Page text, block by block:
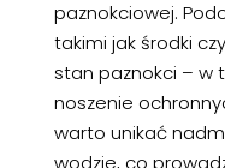
paznokciowej.
takimi jak środki
stan paznokci – w
noszenie
warto unikać
wodzie, co